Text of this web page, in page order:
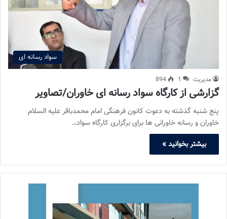
سواد رسانه ای
مدیریت 1
894
گزارشی از کارگاه سواد رسانه ای خاوران/تصاویر
پنج شنبه گذشته به دعوت کانون فرهنگی امام محمدباقر علیه السلام
خاوران و رسانه خاورانی ها برای برگزاری کارگاه سواد…
بیشتر بخوانید »